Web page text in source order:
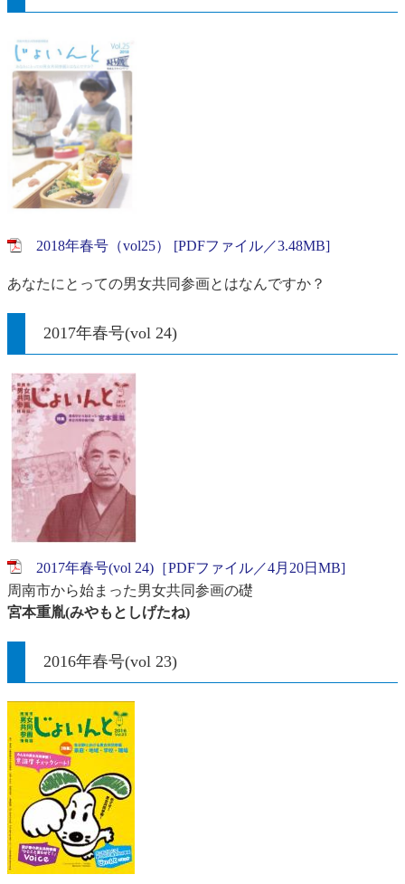
2018年春号（vol25） [PDFファイル／3.48MB]
あなたにとっての男女共同参画とはなんですか？
2017年春号(vol 24)
2017年春号(vol 24)［PDFファイル／4月20日MB]
周南市から始まった男女共同参画の礎
宮本重胤(みやもとしげたね)
2016年春号(vol 23)